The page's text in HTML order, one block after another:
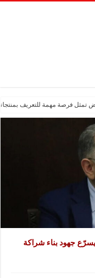
تمثل فرصة مهمة للتعريف
يسرّع جهود بناء شراكة